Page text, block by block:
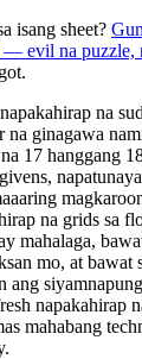
isang sheet?
evil na puzzle,
na
na ginagawa
17 hanggang
na grids sa
mahalaga,
mo, at bawat
ang
napakahirap
mahabang